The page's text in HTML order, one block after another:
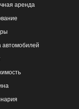
аренда
автомобилей